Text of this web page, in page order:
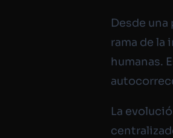
Desde
rama de la
humanas.
La